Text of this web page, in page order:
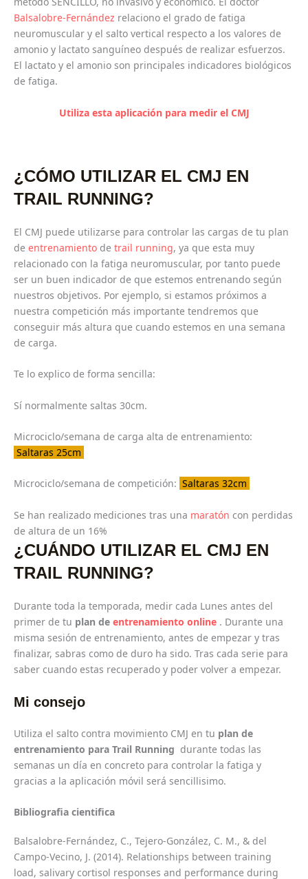
Balsalobre-Fernández relaciono el grado de fatiga
neuromuscular y el salto vertical respecto a los valores de
amonio y lactato sanguíneo después de realizar esfuerzos.
El lactato y el amonio son principales indicadores biológicos
de fatiga.
Utiliza esta aplicación para medir el CMJ
¿CÓMO UTILIZAR EL CMJ EN
TRAIL RUNNING?
El CMJ puede utilizarse para controlar las cargas de tu plan
de entrenamiento de trail running, ya que esta muy
relacionado con la fatiga neuromuscular, por tanto puede
ser un buen indicador de que estemos entrenando según
nuestros objetivos. Por ejemplo, si estamos próximos a
nuestra competición más importante tendremos que
conseguir más altura que cuando estemos en una semana
de carga.
Te lo explico de forma sencilla:
Sí normalmente saltas 30cm.
Microciclo/semana de carga alta de entrenamiento:
Saltaras 25cm
Microciclo/semana de competición: Saltaras 32cm
Se han realizado mediciones tras una maratón con perdidas
de altura de un 16%
¿CUÁNDO UTILIZAR EL CMJ EN
TRAIL RUNNING?
Durante toda la temporada, medir cada Lunes antes del
primer de tu plan de entrenamiento online . Durante una
misma sesión de entrenamiento, antes de empezar y tras
finalizar, sabras como de duro ha sido. Tras cada serie para
saber cuando estas recuperado y poder volver a empezar.
Mi consejo
Utiliza el salto contra movimiento CMJ en tu plan de
entrenamiento para Trail Running durante todas las
semanas un día en concreto para controlar la fatiga y
gracias a la aplicación móvil será sencillisimo.
Bibliografia cientifica
Balsalobre-Fernández, C., Tejero-González, C. M., & del
Campo-Vecino, J. (2014). Relationships between training
load, salivary cortisol responses and performance during